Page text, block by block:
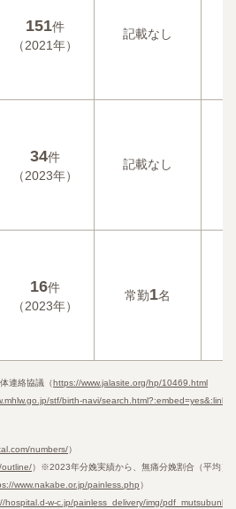
151件
（2021年）
記載なし
34件
（2023年）
記載なし
16件
（2023年）
常勤1名
連絡協議（https://www.jalasite.org/hp/10469.html
stf/birth-navi/
numbers/）
outline/）※2023年分娩実績から、無痛分娩割合（平均）
www.nakabe.or.jp/painless.php）
hospital.d-w-c.jp/painless_delivery/img/